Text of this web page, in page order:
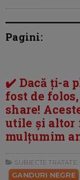
Pagini:
✔️ Dacă ți-a
fost de
share!
utile și altor
mulțumim
SUBIECTE TRATATE:
GANDURI NEGRE